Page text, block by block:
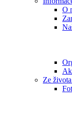
O
Ze